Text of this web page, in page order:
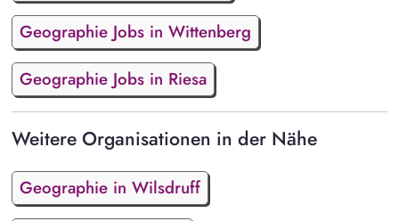
Geographie Jobs in Wittenberg
Geographie Jobs in Riesa
Weitere Organisationen in der Nähe
Geographie in Wilsdruff